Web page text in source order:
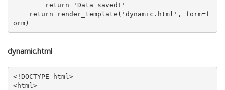
return
'Data saved!'
return render_template( 'dynamic.html' , form=f
dynamic.html
<!DOCTYPE html >
<html >